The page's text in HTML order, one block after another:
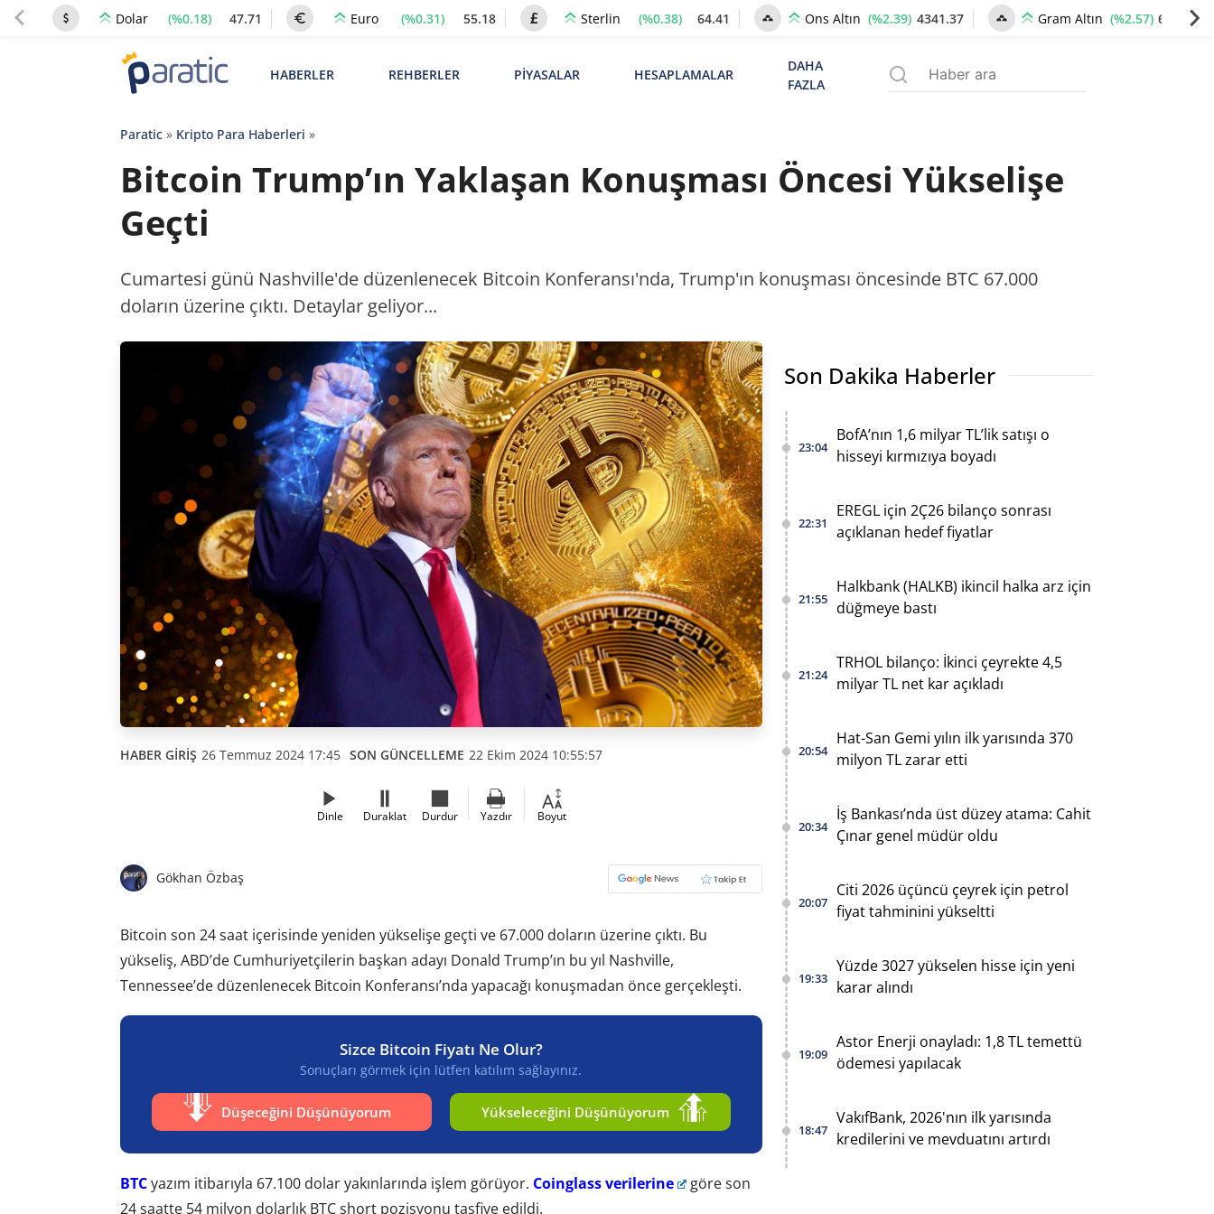
Dolar (%0.18) 47.71 Euro (%0.31) 55.18 Sterlin (%0.38) 64.41 Ons Altın (%2.39) 4341.37 Gram Altın (%2.57) 6659.77
HABERLER REHBERLER PİYASALAR HESAPLAMALAR
DAHA
FAZLA
Paratic» Kripto Para Haberleri »
Bitcoin Trump’ın Yaklaşan Konuşması Öncesi Yükselişe
Geçti
Cumartesi günü Nashville'de düzenlenecek Bitcoin Konferansı'nda, Trump'ın konuşması öncesinde BTC 67.000
doların üzerine çıktı. Detaylar geliyor...
HABER GİRİŞ 26 Temmuz 2024 17:45 SON GÜNCELLEME 22 Ekim 2024 10:55:57
Dinle Duraklat Durdur Yazdır Boyut
Gökhan Özbaş
Bitcoin son 24 saat içerisinde yeniden yükselişe geçti ve 67.000 doların üzerine çıktı. Bu
yükseliş, ABD’de Cumhuriyetçilerin başkan adayı Donald Trump’ın bu yıl Nashville,
Tennessee’de düzenlenecek Bitcoin Konferansı’nda yapacağı konuşmadan önce gerçekleşti.
Sizce Bitcoin Fiyatı Ne Olur?
Sonuçları görmek için lütfen katılım sağlayınız.
Düşeceğini Düşünüyorum Yükseleceğini Düşünüyorum
BTCyazım itibarıyla 67.100 dolar yakınlarında işlem görüyor. Coinglass verilerine
göre son
24 saatte 54 milyon dolarlık BTC short pozisyonu tasfiye edildi.
Son Dakika Haberler
23:04
BofA’nın 1,6 milyar TL’lik satışı o
hisseyi kırmızıya boyadı
22:31
EREGL için 2Ç26 bilanço sonrası
açıklanan hedef fiyatlar
21:55
Halkbank (HALKB) ikincil halka arz için
düğmeye bastı
21:24
TRHOL bilanço: İkinci çeyrekte 4,5
milyar TL net kar açıkladı
20:54
Hat-San Gemi yılın ilk yarısında 370
milyon TL zarar etti
20:34
İş Bankası’nda üst düzey atama: Cahit
Çınar genel müdür oldu
20:07
Citi 2026 üçüncü çeyrek için petrol
fiyat tahminini yükseltti
19:33
Yüzde 3027 yükselen hisse için yeni
karar alındı
19:09
Astor Enerji onayladı: 1,8 TL temettü
ödemesi yapılacak
18:47
VakıfBank, 2026'nın ilk yarısında
kredilerini ve mevduatını artırdı